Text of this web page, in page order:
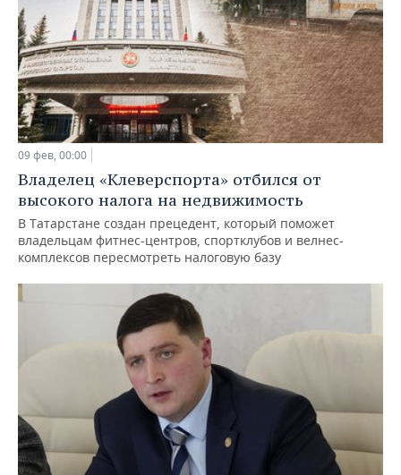
09 фев, 00:00
Владелец «Клеверспорта» отбился от
высокого налога на недвижимость
В Татарстане создан прецедент, который поможет
владельцам фитнес-центров, спортклубов и велнес-
комплексов пересмотреть налоговую базу